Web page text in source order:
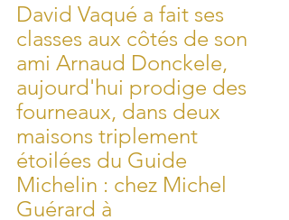
David Vaqué a fait ses
classes aux côtés de son
ami Arnaud Donckele,
aujourd'hui prodige des
fourneaux, dans deux
maisons triplement
étoilées du Guide
Michelin : chez Michel
Guérard à